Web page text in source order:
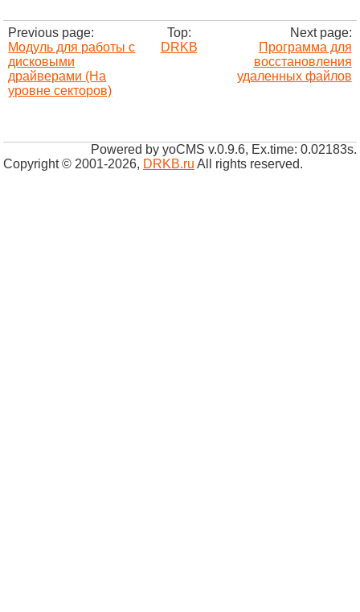
Previous page:
Модуль для работы с
дисковыми
драйверами (На
уровне секторов)
Top:
DRKB
Next page:
Программа для
восстановления
удаленных файлов
Powered by yoCMS v.0.9.6, Ex.time: 0.02183s.
Copyright © 2001-2026, DRKB.ru All rights reserved.